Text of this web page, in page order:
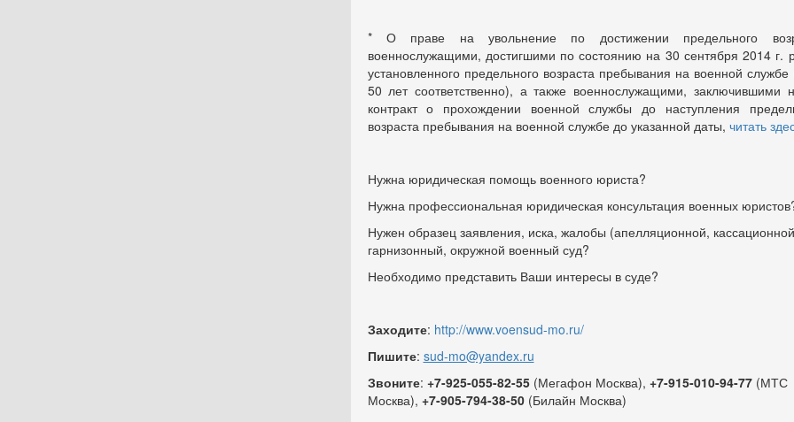
* О праве на увольнение по достижении предельного
военнослужащими, достигшими по состоянию на 30 сентября 2014 г.
установленного предельного возраста пребывания на военной
50 лет соответственно), а также военнослужащими, заключившими
контракт о прохождении военной службы до наступления
возраста пребывания на военной службе до указанной даты, читать
Нужна юридическая помощь военного юриста?
Нужна профессиональная юридическая консультация военных
Нужен образец заявления, иска, жалобы (апелляционной,
гарнизонный, окружной военный суд?
Необходимо представить Ваши интересы в суде?
Заходите: http://www.voensud-mo.ru/
Пишите: sud-mo@yandex.ru
Звоните: +7-925-055-82-55 (Мегафон Москва), +7-915-010-94-77 (МТС
Москва), +7-905-794-38-50 (Билайн Москва)